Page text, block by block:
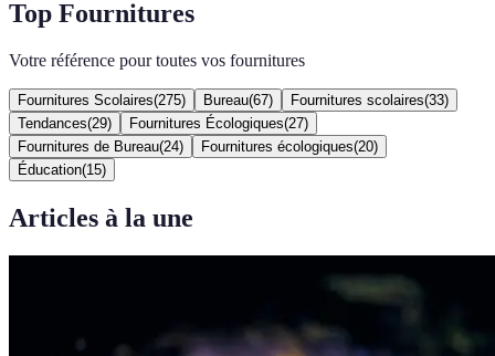
Top Fournitures
Votre référence pour toutes vos fournitures
Fournitures Scolaires(275) Bureau(67) Fournitures scolaires(33)
Tendances(29) Fournitures Écologiques(27)
Fournitures de Bureau(24) Fournitures écologiques(20)
Éducation(15)
Articles à la une